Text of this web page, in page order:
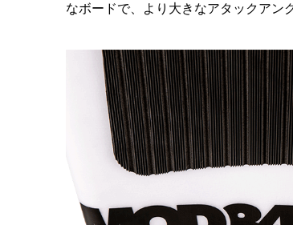
なボードで、より大きなアタックアン